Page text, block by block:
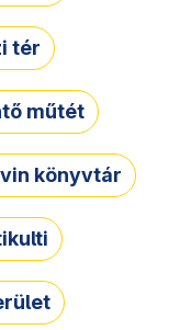
tér
műtét
könyvtár